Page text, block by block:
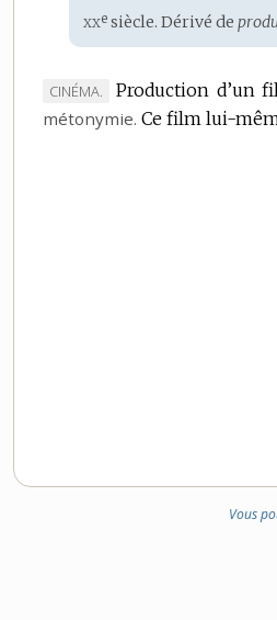
Étymologie
:
xxe siècle. Dérivé de
MARQUE
DE
CINÉMA. Production d’un
métonymie. Ce film lui-
Vous